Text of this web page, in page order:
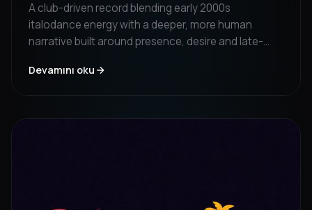
A club-driven record blending early 2000s
italodance energy with a deeper, more human
narrative built around presence, desire and late-
Devamını oku